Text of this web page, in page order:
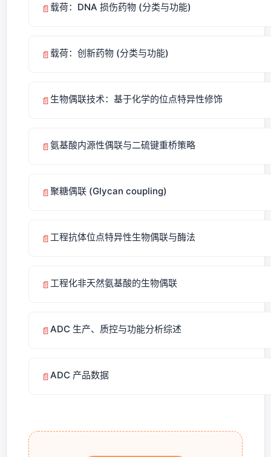
📄载荷：DNA 损伤药物 (分类与功能)
📄载荷：创新药物 (分类与功能)
📄 生物偶联技术：基于化学的位点特异性修饰
📄氨基酸内源性偶联与二硫键重桥策略
📄聚糖偶联 (Glycan coupling)
📄 工程抗体位点特异性生物偶联与酶法
📄 工程化非天然氨基酸的生物偶联
📄ADC 生产、质控与功能分析综述
📄ADC 产品数据